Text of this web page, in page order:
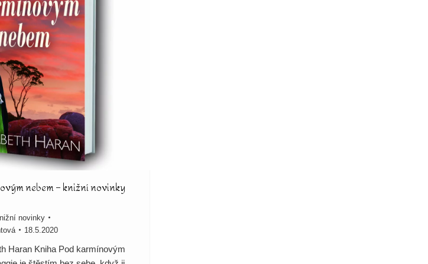
nebem – knižní novinky
novinky
18.5.2020
Haran Kniha Pod karmínovým